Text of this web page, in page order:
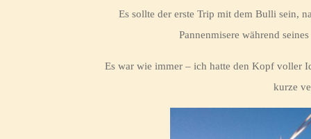
Es sollte der erste Trip mit dem Bulli sein,
Pannenmisere während
Es war wie immer – ich hatte den Kopf voller
kurze